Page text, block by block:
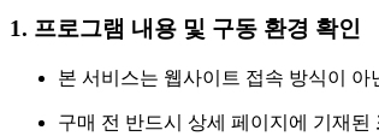
1. 프로그램 내용 및 구동 환경 확인
본 서비스는 웹사이트 접속 방식이 아
구매 전 반드시 상세 페이지에 기재된